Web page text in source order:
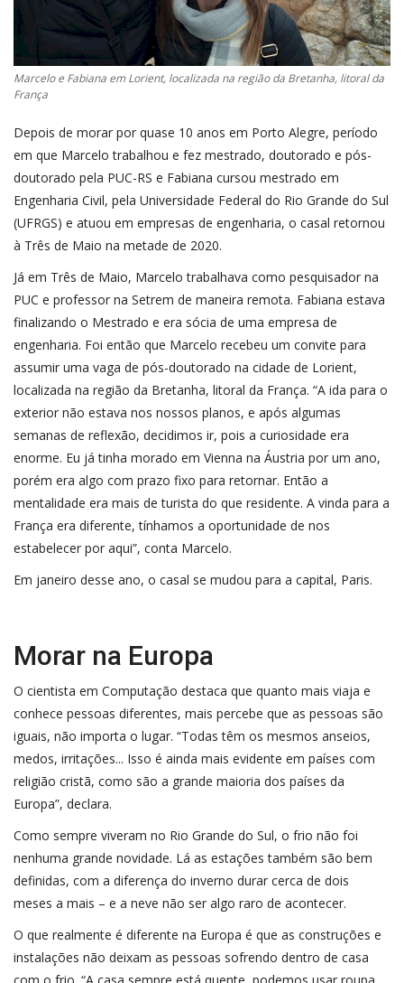
Marcelo e Fabiana em Lorient, localizada na região da Bretanha, litoral da
França
Depois de morar por quase 10 anos em Porto Alegre, período
em que Marcelo trabalhou e fez mestrado, doutorado e pós-
doutorado pela PUC-RS e Fabiana cursou mestrado em
Engenharia Civil, pela Universidade Federal do Rio Grande do Sul
(UFRGS) e atuou em empresas de engenharia, o casal retornou
à Três de Maio na metade de 2020.
Já em Três de Maio, Marcelo trabalhava como pesquisador na
PUC e professor na Setrem de maneira remota. Fabiana estava
finalizando o Mestrado e era sócia de uma empresa de
engenharia. Foi então que Marcelo recebeu um convite para
assumir uma vaga de pós-doutorado na cidade de Lorient,
localizada na região da Bretanha, litoral da França. “A ida para o
exterior não estava nos nossos planos, e após algumas
semanas de reflexão, decidimos ir, pois a curiosidade era
enorme. Eu já tinha morado em Vienna na Áustria por um ano,
porém era algo com prazo fixo para retornar. Então a
mentalidade era mais de turista do que residente. A vinda para a
França era diferente, tínhamos a oportunidade de nos
estabelecer por aqui”, conta Marcelo.
Em janeiro desse ano, o casal se mudou para a capital, Paris.
Morar na Europa
O cientista em Computação destaca que quanto mais viaja e
conhece pessoas diferentes, mais percebe que as pessoas são
iguais, não importa o lugar. “Todas têm os mesmos anseios,
medos, irritações... Isso é ainda mais evidente em países com
religião cristã, como são a grande maioria dos países da
Europa”, declara.
Como sempre viveram no Rio Grande do Sul, o frio não foi
nenhuma grande novidade. Lá as estações também são bem
definidas, com a diferença do inverno durar cerca de dois
meses a mais – e a neve não ser algo raro de acontecer.
O que realmente é diferente na Europa é que as construções e
instalações não deixam as pessoas sofrendo dentro de casa